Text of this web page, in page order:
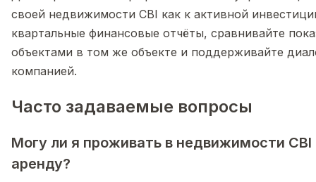
своей недвижимости CBI как к активной
квартальные финансовые отчёты, сравнивайте
объектами в том же объекте и поддерживайте
компанией.
Часто задаваемые вопросы
Могу ли я проживать в недвижимости
аренду?